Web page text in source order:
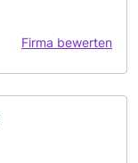
Firma bewerten